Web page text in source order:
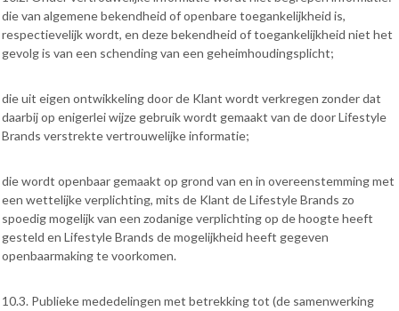
die van algemene bekendheid of openbare toegankelijkheid is,
respectievelijk wordt, en deze bekendheid of toegankelijkheid niet het
gevolg is van een schending van een geheimhoudingsplicht;
die uit eigen ontwikkeling door de Klant wordt verkregen zonder dat
daarbij op enigerlei wijze gebruik wordt gemaakt van de door Lifestyle
Brands verstrekte vertrouwelijke informatie;
die wordt openbaar gemaakt op grond van en in overeenstemming met
een wettelijke verplichting, mits de Klant de Lifestyle Brands zo
spoedig mogelijk van een zodanige verplichting op de hoogte heeft
gesteld en Lifestyle Brands de mogelijkheid heeft gegeven
openbaarmaking te voorkomen.
10.3. Publieke mededelingen met betrekking tot (de samenwerking